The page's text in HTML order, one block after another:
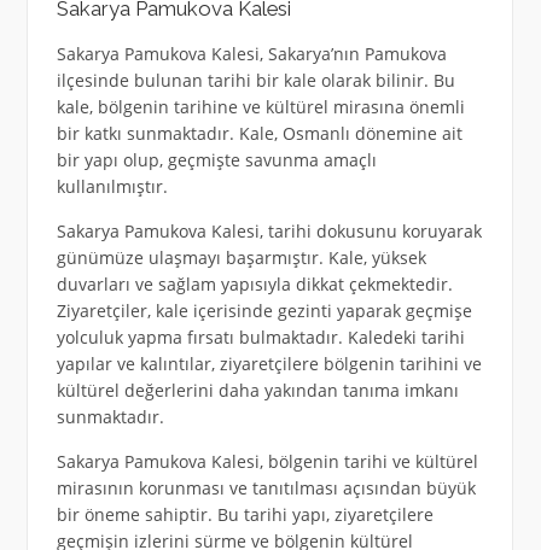
Sakarya Pamukova Kalesi
Sakarya Pamukova Kalesi, Sakarya’nın Pamukova
ilçesinde bulunan tarihi bir kale olarak bilinir. Bu
kale, bölgenin tarihine ve kültürel mirasına önemli
bir katkı sunmaktadır. Kale, Osmanlı dönemine ait
bir yapı olup, geçmişte savunma amaçlı
kullanılmıştır.
Sakarya Pamukova Kalesi, tarihi dokusunu koruyarak
günümüze ulaşmayı başarmıştır. Kale, yüksek
duvarları ve sağlam yapısıyla dikkat çekmektedir.
Ziyaretçiler, kale içerisinde gezinti yaparak geçmişe
yolculuk yapma fırsatı bulmaktadır. Kaledeki tarihi
yapılar ve kalıntılar, ziyaretçilere bölgenin tarihini ve
kültürel değerlerini daha yakından tanıma imkanı
sunmaktadır.
Sakarya Pamukova Kalesi, bölgenin tarihi ve kültürel
mirasının korunması ve tanıtılması açısından büyük
bir öneme sahiptir. Bu tarihi yapı, ziyaretçilere
geçmişin izlerini sürme ve bölgenin kültürel